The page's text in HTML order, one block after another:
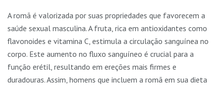
A romã é valorizada por suas propriedades que favorecem a
saúde sexual masculina. A fruta, rica em antioxidantes como
flavonoides e vitamina C, estimula a circulação sanguínea no
corpo. Este aumento no fluxo sanguíneo é crucial para a
função erétil, resultando em ereções mais firmes e
duradouras. Assim, homens que incluem a romã em sua dieta